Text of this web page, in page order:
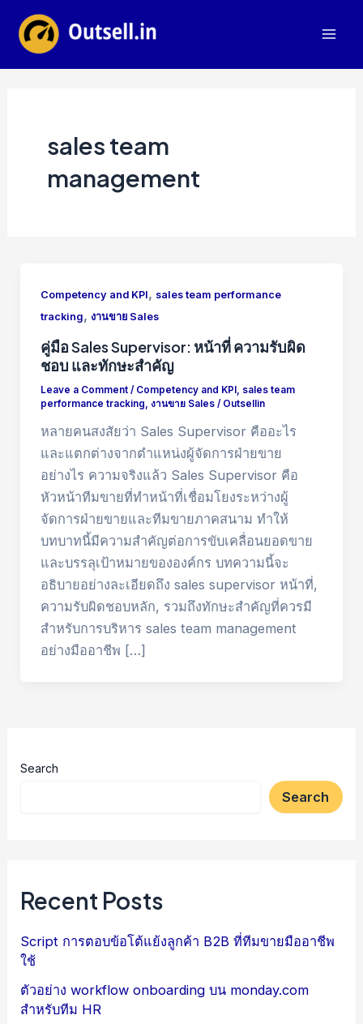
content
sales team
management
Competency and KPI, sales team performance
tracking, งานขาย Sales
คู่มือ Sales Supervisor: หน้าที่ ความรับผิด
ชอบ และทักษะสำคัญ
Leave a Comment / Competency and KPI , sales team
performance tracking, งานขาย Sales/ Outsellin
หลายคนสงสัยว่า Sales Supervisor คืออะไร
และแตกต่างจากตำแหน่งผู้จัดการฝ่ายขาย
อย่างไร ความจริงแล้ว Sales Supervisor คือ
หัวหน้าทีมขายที่ทำหน้าที่เชื่อมโยงระหว่างผู้
จัดการฝ่ายขายและทีมขายภาคสนาม ทำให้
บทบาทนี้มีความสำคัญต่อการขับเคลื่อนยอดขาย
และบรรลุเป้าหมายขององค์กร บทความนี้จะ
อธิบายอย่างละเอียดถึง sales supervisor หน้าที่,
ความรับผิดชอบหลัก, รวมถึงทักษะสำคัญที่ควรมี
สำหรับการบริหาร sales team management
อย่างมืออาชีพ […]
Search
Search
Recent Posts
Script การตอบข้อโต้แย้งลูกค้า B2B ที่ทีมขายมืออาชีพ
ใช้
ตัวอย่าง workflow onboarding บน monday.com
สำหรับทีม HR